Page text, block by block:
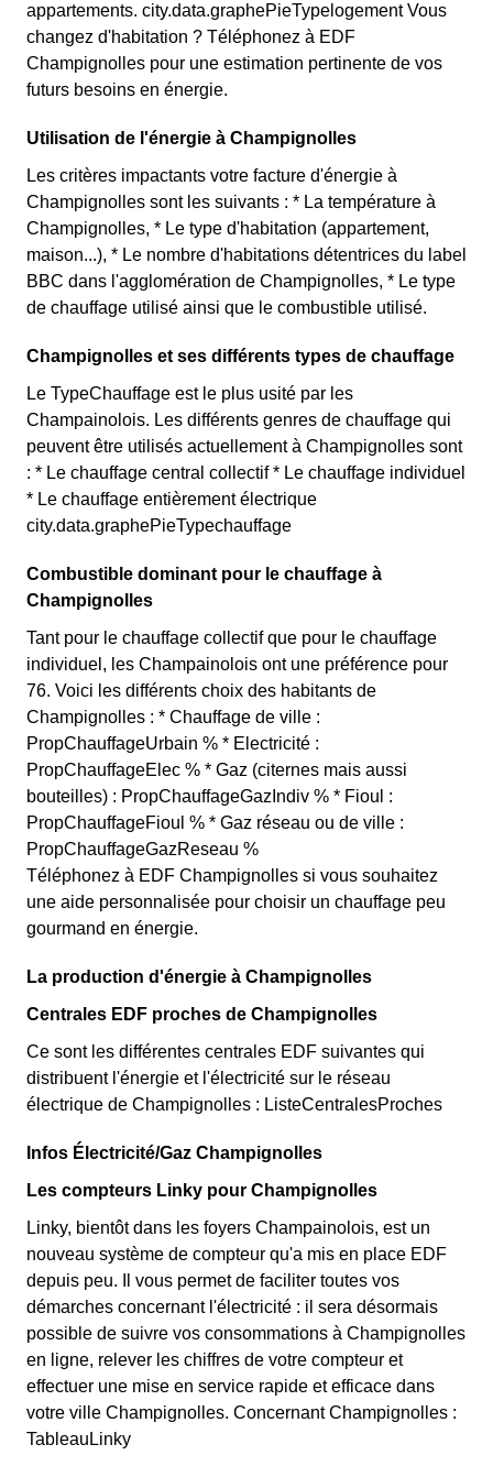
appartements. city.data.graphePieTypelogement Vous
changez d'habitation ? Téléphonez à EDF
Champignolles pour une estimation pertinente de vos
futurs besoins en énergie.
Utilisation de l'énergie à Champignolles
Les critères impactants votre facture d'énergie à
Champignolles sont les suivants : * La température à
Champignolles, * Le type d'habitation (appartement,
maison...), * Le nombre d'habitations détentrices du label
BBC dans l'agglomération de Champignolles, * Le type
de chauffage utilisé ainsi que le combustible utilisé.
Champignolles et ses différents types de chauffage
Le TypeChauffage est le plus usité par les
Champainolois. Les différents genres de chauffage qui
peuvent être utilisés actuellement à Champignolles sont
: * Le chauffage central collectif * Le chauffage individuel
* Le chauffage entièrement électrique
city.data.graphePieTypechauffage
Combustible dominant pour le chauffage à
Champignolles
Tant pour le chauffage collectif que pour le chauffage
individuel, les Champainolois ont une préférence pour
76. Voici les différents choix des habitants de
Champignolles : * Chauffage de ville :
PropChauffageUrbain % * Electricité :
PropChauffageElec % * Gaz (citernes mais aussi
bouteilles) : PropChauffageGazIndiv % * Fioul :
PropChauffageFioul % * Gaz réseau ou de ville :
PropChauffageGazReseau %
Téléphonez à EDF Champignolles si vous souhaitez
une aide personnalisée pour choisir un chauffage peu
gourmand en énergie.
La production d'énergie à Champignolles
Centrales EDF proches de Champignolles
Ce sont les différentes centrales EDF suivantes qui
distribuent l'énergie et l'électricité sur le réseau
électrique de Champignolles : ListeCentralesProches
Infos Électricité/Gaz Champignolles
Les compteurs Linky pour Champignolles
Linky, bientôt dans les foyers Champainolois, est un
nouveau système de compteur qu'a mis en place EDF
depuis peu. Il vous permet de faciliter toutes vos
démarches concernant l'électricité : il sera désormais
possible de suivre vos consommations à Champignolles
en ligne, relever les chiffres de votre compteur et
effectuer une mise en service rapide et efficace dans
votre ville Champignolles. Concernant Champignolles :
TableauLinky